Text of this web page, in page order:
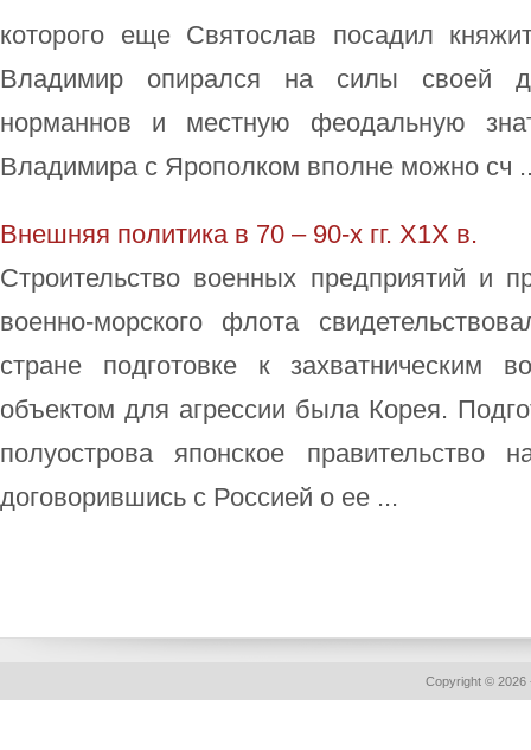
которого еще Святослав посадил
Владимир опирался на силы своей
норманнов и местную феодальную
Владимира с Ярополком вполне можно сч
Внешняя политика в 70 – 90-х гг. Х1Х в.
Строительство военных предприятий и
военно-морского флота
стране подготовке к захватническим
объектом для агрессии была Корея.
полуострова японское правительство
договорившись с Россией о ее ...
Copyright © 2026